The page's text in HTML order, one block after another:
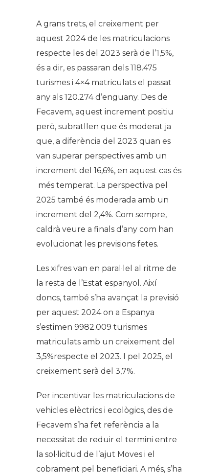
A grans trets, el creixement per
aquest 2024 de les matriculacions
respecte les del 2023 serà de l’1,5%,
és a dir, es passaran dels 118.475
turismes i 4×4 matriculats el passat
any als 120.274 d’enguany. Des de
Fecavem, aquest increment positiu
però, subratllen que és moderat ja
que, a diferència del 2023 quan es
van superar perspectives amb un
increment del 16,6%, en aquest cas és
més temperat. La perspectiva pel
2025 també és moderada amb un
increment del 2,4%. Com sempre,
caldrà veure a finals d’any com han
evolucionat les previsions fetes.
Les xifres van en paral·lel al ritme de
la resta de l’Estat espanyol. Així
doncs, també s’ha avançat la previsió
per aquest 2024 on a Espanya
s’estimen 9982.009 turismes
matriculats amb un creixement del
3,5%respecte el 2023. I pel 2025, el
creixement serà del 3,7%.
Per incentivar les matriculacions de
vehicles elèctrics i ecològics, des de
Fecavem s’ha fet referència a la
necessitat de reduir el termini entre
la sol·licitud de l’ajut Moves i el
cobrament pel beneficiari. A més, s’ha